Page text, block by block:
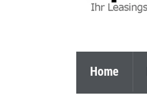
Home